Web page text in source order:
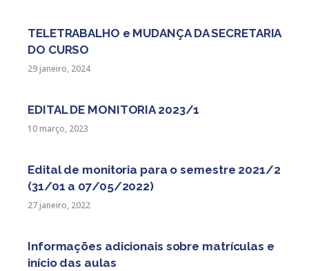
TELETRABALHO e MUDANÇA DA SECRETARIA
DO CURSO
29 janeiro, 2024
EDITAL DE MONITORIA 2023/1
10 março, 2023
Edital de monitoria para o semestre 2021/2
(31/01 a 07/05/2022)
27 janeiro, 2022
Informações adicionais sobre matrículas e
início das aulas